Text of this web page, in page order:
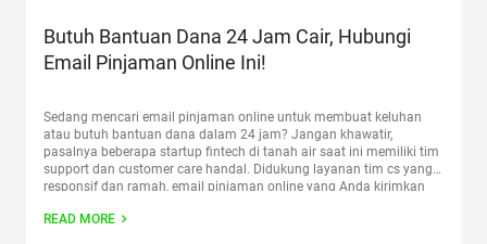
Butuh Bantuan Dana 24 Jam Cair, Hubungi
Email Pinjaman Online Ini!
Sedang mencari email pinjaman online untuk membuat keluhan
atau butuh bantuan dana dalam 24 jam? Jangan khawatir,
pasalnya beberapa startup fintech di tanah air saat ini memiliki tim
support dan customer care handal. Didukung layanan tim cs yang
responsif dan ramah, email pinjaman online yang Anda kirimkan
Continue reading
READ MORE